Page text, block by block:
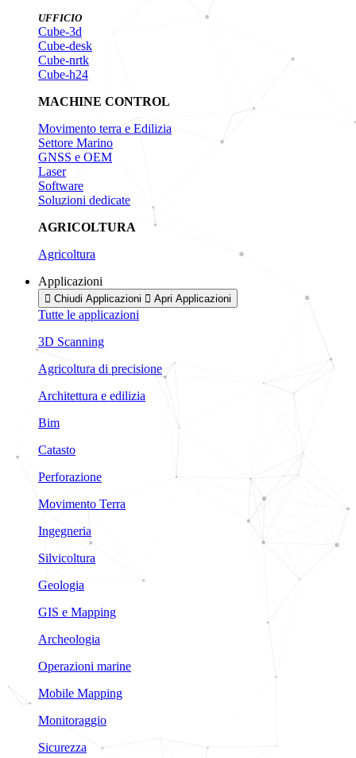
UFFICIO
Cube-3d
Cube-desk
Cube-nrtk
Cube-h24
MACHINE CONTROL
Movimento terra e Edilizia
Settore Marino
GNSS e OEM
Laser
Software
Soluzioni dedicate
AGRICOLTURA
Agricoltura
Applicazioni
Chiudi Applicazioni Apri Applicazioni
Tutte le applicazioni
3D Scanning
Agricoltura di precisione
Architettura e edilizia
Bim
Catasto
Perforazione
Movimento Terra
Ingegneria
Silvicoltura
Geologia
GIS e Mapping
Archeologia
Operazioni marine
Mobile Mapping
Monitoraggio
Sicurezza